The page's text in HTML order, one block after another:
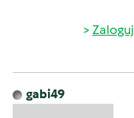
Zaloguj
gabi49